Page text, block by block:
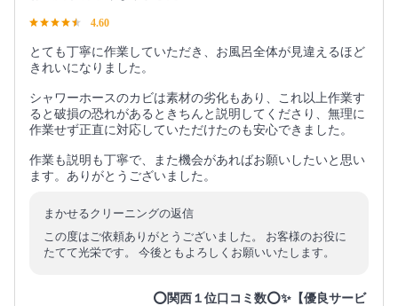
4.60
とても丁寧に作業していただき、お風呂全体が見違えるほど
きれいになりました。
シャワーホースのカビは素材の劣化もあり、これ以上作業す
ると破損の恐れがあるときちんと説明してくださり、無理に
作業せず正直に対応していただけたのも安心できました。
作業も説明も丁寧で、また機会があればお願いしたいと思い
ます。ありがとうございました。
まかせるクリーニングの返信
この度はご依頼ありがとうございました。 お客様のお役に
たてて光栄です。 今後ともよろしくお願いいたします。
⭕関西１位口コミ数⭕✨【優良サービ